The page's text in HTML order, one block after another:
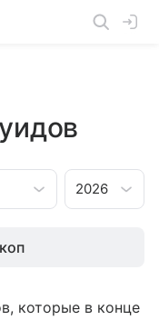
2026
которые в конце